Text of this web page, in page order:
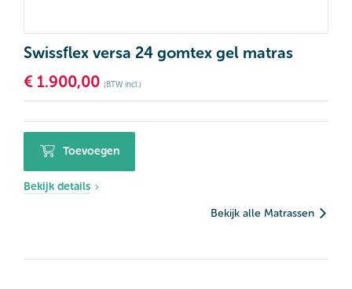
Swissflex versa 24 gomtex gel matras
€ 1.900,00 (BTW incl.)
Toevoegen
Bekijk details
Bekijk alle Matrassen